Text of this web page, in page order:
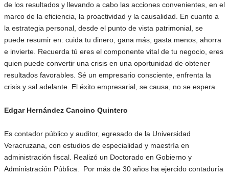
de los resultados y llevando a cabo las acciones convenientes, en el
marco de la eficiencia, la proactividad y la causalidad. En cuanto a
la estrategia personal, desde el punto de vista patrimonial, se
puede resumir en: cuida tu dinero, gana más, gasta menos, ahorra
e invierte. Recuerda tú eres el componente vital de tu negocio, eres
quien puede convertir una crisis en una oportunidad de obtener
resultados favorables. Sé un empresario consciente, enfrenta la
crisis y sal adelante. El éxito empresarial, se causa, no se espera.
Edgar Hernández Cancino Quintero
Es contador público y auditor, egresado de la Universidad
Veracruzana, con estudios de especialidad y maestría en
administración fiscal. Realizó un Doctorado en Gobierno y
Administración Pública. Por más de 30 años ha ejercido contaduría